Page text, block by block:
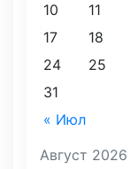
Август 2026
« Июл
10
11
17
18
24
25
31